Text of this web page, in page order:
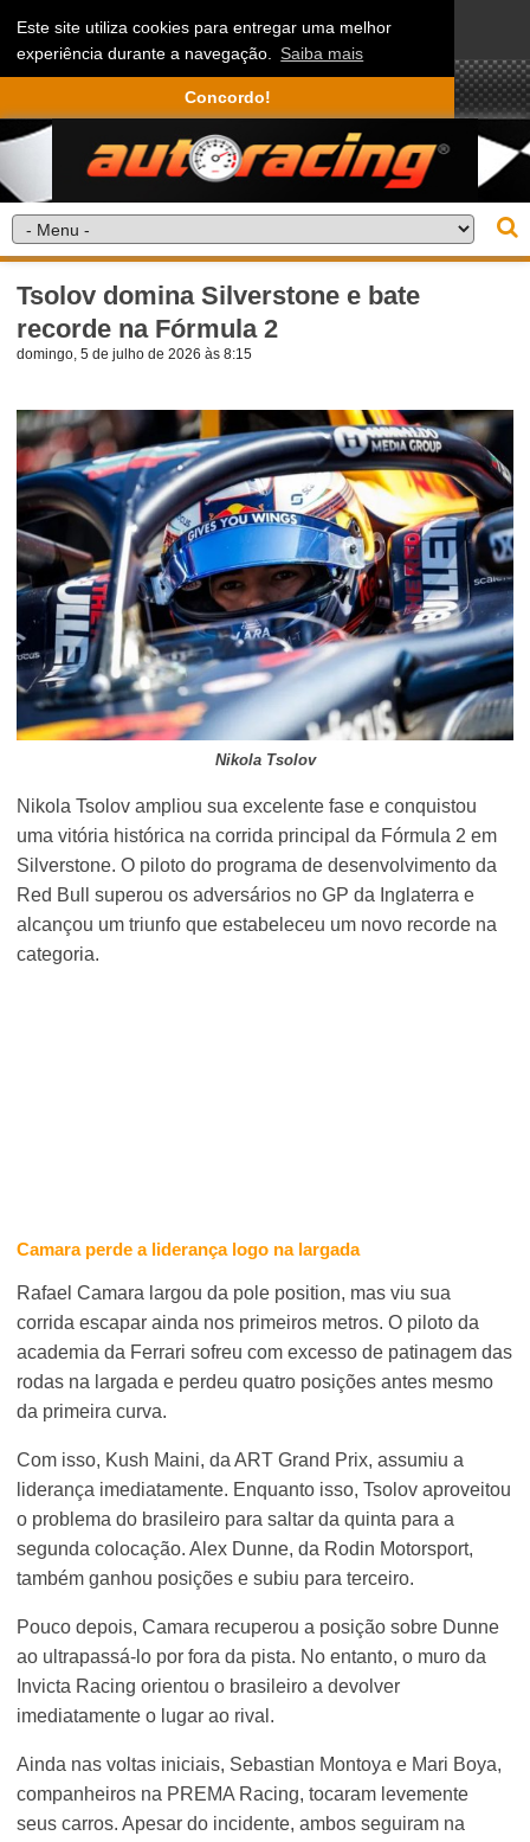
Este site utiliza cookies para entregar uma melhor
experiência durante a navegação. Saiba mais
Concordo!
Tsolov domina Silverstone e bate
recorde na Fórmula 2
domingo, 5 de julho de 2026 às 8:15
Nikola Tsolov
Nikola Tsolov ampliou sua excelente fase e conquistou
uma vitória histórica na corrida principal da Fórmula 2 em
Silverstone. O piloto do programa de desenvolvimento da
Red Bull superou os adversários no GP da Inglaterra e
alcançou um triunfo que estabeleceu um novo recorde na
categoria.
Camara perde a liderança logo na largada
Rafael Camara largou da pole position, mas viu sua
corrida escapar ainda nos primeiros metros. O piloto da
academia da Ferrari sofreu com excesso de patinagem das
rodas na largada e perdeu quatro posições antes mesmo
da primeira curva.
Com isso, Kush Maini, da ART Grand Prix, assumiu a
liderança imediatamente. Enquanto isso, Tsolov aproveitou
o problema do brasileiro para saltar da quinta para a
segunda colocação. Alex Dunne, da Rodin Motorsport,
também ganhou posições e subiu para terceiro.
Pouco depois, Camara recuperou a posição sobre Dunne
ao ultrapassá-lo por fora da pista. No entanto, o muro da
Invicta Racing orientou o brasileiro a devolver
imediatamente o lugar ao rival.
Ainda nas voltas iniciais, Sebastian Montoya e Mari Boya,
companheiros na PREMA Racing, tocaram levemente
seus carros. Apesar do incidente, ambos seguiram na